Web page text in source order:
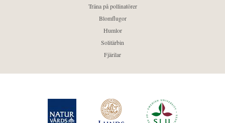
Träna på pollinatörer
Blomflugor
Humlor
Solitärbin
Fjärilar